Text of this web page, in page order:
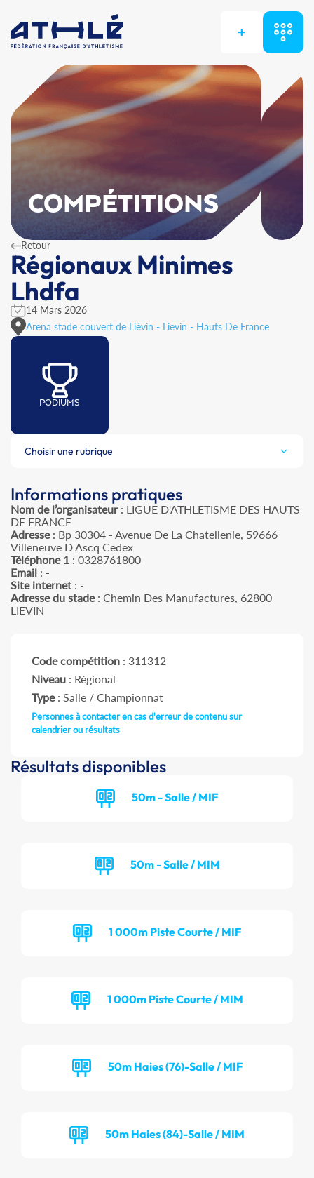
+
COMPÉTITIONS
Retour
Régionaux Minimes
Lhdfa
14 Mars 2026
Arena stade couvert de Liévin - Lievin - Hauts De France
PODIUMS
Choisir une rubrique
Informations pratiques
Nom de l’organisateur: LIGUE D'ATHLETISME DES HAUTS
DE FRANCE
Adresse: Bp 30304 - Avenue De La Chatellenie, 59666
Villeneuve D Ascq Cedex
Téléphone 1 : 0328761800
Email : -
Site internet : -
Adresse du stade: Chemin Des Manufactures, 62800
LIEVIN
Code compétition : 311312
Niveau : Régional
Type: Salle / Championnat
Personnes à contacter en cas d'erreur de contenu sur
calendrier ou résultats
Résultats disponibles
50m - Salle / MIF
50m - Salle / MIM
1 000m Piste Courte / MIF
1 000m Piste Courte / MIM
50m Haies (76)-Salle / MIF
50m Haies (84)-Salle / MIM